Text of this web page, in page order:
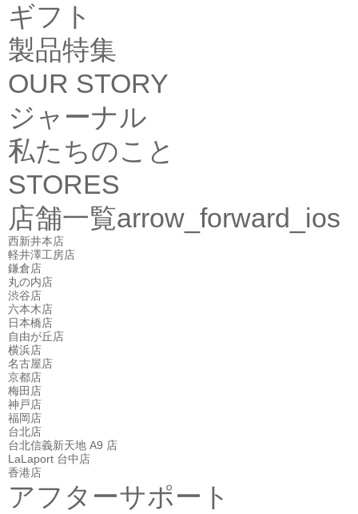
ギフト
製品特集
OUR STORY
ジャーナル
私たちのこと
STORES
店舗一覧arrow_forward_ios
西新井本店
軽井澤工房店
鎌倉店
丸の内店
渋谷店
六本木店
日本橋店
自由が丘店
横浜店
名古屋店
京都店
梅田店
神戸店
福岡店
台北店
台北信義新天地 A9 店
LaLaport 台中店
香港店
アフターサポート